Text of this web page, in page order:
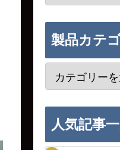
製品カテ
人気記事